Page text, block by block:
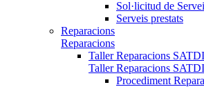
Sol·licitud de Servei
Serveis prestats
Reparacions
Reparacions
Taller Reparacions SATDI
Taller Reparacions SATDI
Procediment